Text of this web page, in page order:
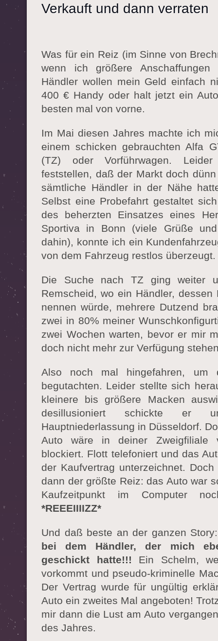
Verkauft und dann verraten
Was für ein Reiz (im Sinne von
wenn ich größere
Händler wollen mein Geld einfach
400 € Handy oder halt jetzt ein
besten mal von vorne.
Im Mai diesen Jahres machte ich
einem schicken gebrauchten Alfa
(TZ) oder Vorführwagen.
feststellen, daß der Markt doch
sämtliche Händler in der Nähe
Selbst eine Probefahrt gestaltet
des beherzten Einsatzes eines
Sportiva in Bonn (viele Grüße
dahin), konnte ich ein
von dem Fahrzeug restlos überzeugt.
Die Suche nach TZ ging weiter
Remscheid, wo ein Händler,
nennen würde, mehrere Dutzend
zwei in 80% meiner
zwei Wochen warten, bevor er mir
doch nicht mehr zur Verfügung
Also noch mal hingefahren, um
begutachten. Leider stellte sich
kleinere bis größere Macken
desillusioniert schickte
Hauptniederlassung in Düsseldorf.
Auto wäre in deiner Zweigfiliale
blockiert. Flott telefoniert und das
der Kaufvertrag unterzeichnet.
dann der größte Reiz: das Auto war
Kaufzeitpunkt im Computer
*REEEIIIIZZ*
Und daß beste an der ganzen
bei dem Händler, der mich
geschickt hatte!!! Ein Schelm,
vorkommt und pseudo-kriminelle
Der Vertrag wurde für ungültig
Auto ein zweites Mal angeboten!
mir dann die Lust am Auto
des Jahres.